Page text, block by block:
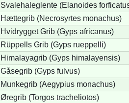
Svalehaleglente (Elanoides
Hættegrib (Necrosyrtes monachus)
Hvidrygget Grib (Gyps africanus)
Rüppells Grib (Gyps rueppelli)
Himalayagrib (Gyps himalayensis)
Gåsegrib (Gyps fulvus)
Munkegrib (Aegypius monachus)
Øregrib (Torgos tracheliotos)